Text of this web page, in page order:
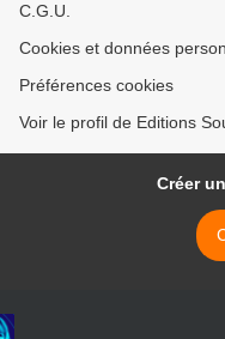
C.G.U.
Cookies et données
Préférences cookies
Voir le profil de Editions
Créer